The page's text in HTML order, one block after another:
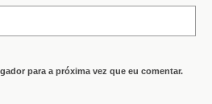
para a próxima vez que eu comentar.